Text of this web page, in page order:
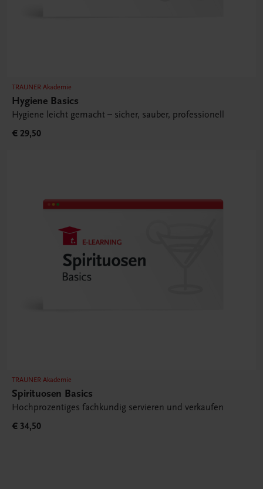
TRAUNER Akademie
Hygiene Basics
Hygiene leicht gemacht – sicher, sauber, professionell
€ 29,50
TRAUNER Akademie
Spirituosen Basics
Hochprozentiges fachkundig servieren und verkaufen
€ 34,50